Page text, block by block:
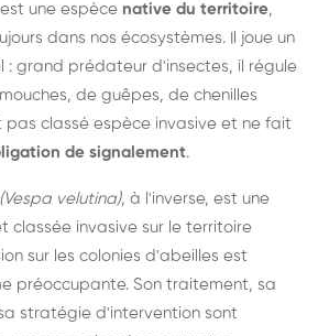
une espèce native du territoire,
dans nos écosystèmes. Il joue un
: grand prédateur d'insectes, il régule
de guêpes, de chenilles
pas classé espèce invasive et ne fait
de signalement.
(Vespa velutina), à l'inverse, est une
classée invasive sur le territoire
sur les colonies d'abeilles est
préoccupante. Son traitement, sa
stratégie d'intervention sont